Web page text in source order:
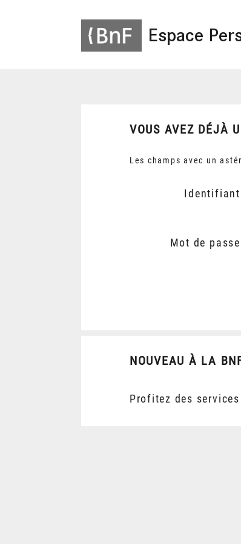
Espace
VOUS AVEZ DÉJÀ
Les champs avec un
Identifiant
Mot de passe
NOUVEAU À LA
Profitez des